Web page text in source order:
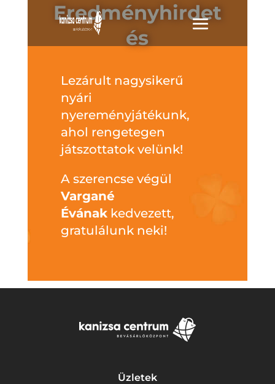
Eredményhirdet
és
Lezárult nagysikerű
nyári
nyereményjátékunk,
ahol rengetegen
játszottatok velünk!
A szerencse végül
Vargané
Évánakkedvezett,
gratulálunk neki!
Üzletek